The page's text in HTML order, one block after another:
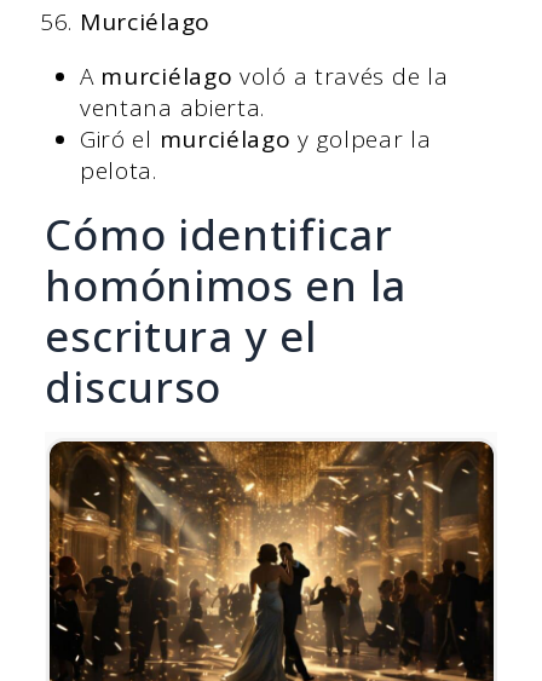
Murciélago
A murciélago voló a través de la
ventana abierta.
Giró el murciélago y golpear la
pelota.
Cómo identificar
homónimos en la
escritura y el
discurso